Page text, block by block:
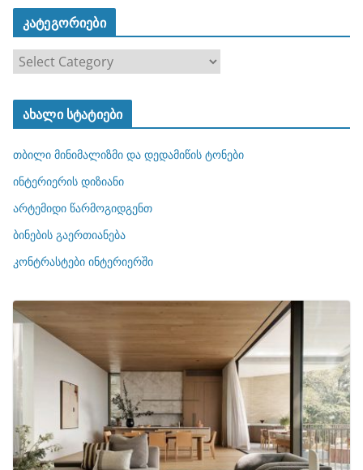
კატეგორიები
ა
ტ
ო
რ
ბ
ი
ახალი სტატიები
თბილი მინიმალიზმი და დედამიწის ტონები
ინტერიერის დიზიანი
არტემიდი წარმოგიდგენთ
ბინების გაერთიანება
კონტრასტები ინტერიერში